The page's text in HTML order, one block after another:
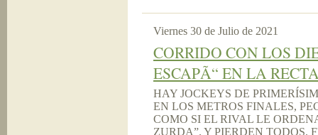
Viernes 30 de Julio de 2021
CORRIDO CON LOS
ESCAPÃ“ EN LA
HAY JOCKEYS DE
EN LOS METROS FINALES,
COMO SI EL RIVAL LE
ZURDA”. Y PIERDEN TODOS.